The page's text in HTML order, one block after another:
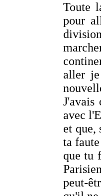
Toute
pour
aller
J'avais
avec
et que,
ta
que tu
peut-